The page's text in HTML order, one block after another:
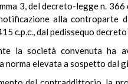
3, del decreto-legge n.
alla controparte
c.p.c., dal pedissequo decreto
la società convenuta ha
elevata a sospetto dal